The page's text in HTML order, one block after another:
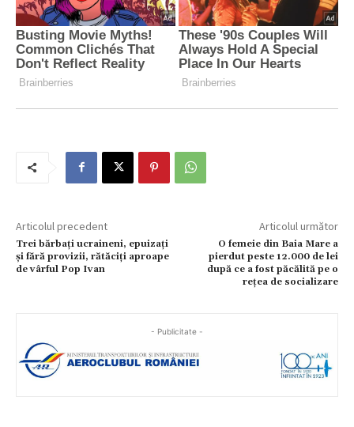
Articolul precedent
Trei bărbați ucraineni, epuizați
și fără provizii, rătăciți aproape
de vârful Pop Ivan
Articolul următor
O femeie din Baia Mare a
pierdut peste 12.000 de lei
după ce a fost păcălită pe o
rețea de socializare
- Publicitate -